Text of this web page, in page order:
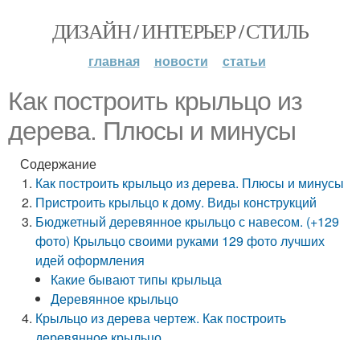
ДИЗАЙН / ИНТЕРЬЕР / СТИЛЬ
главная новости статьи
Как построить крыльцо из
дерева. Плюсы и минусы
Содержание
Как построить крыльцо из дерева. Плюсы и минусы
Пристроить крыльцо к дому. Виды конструкций
Бюджетный деревянное крыльцо с навесом. (+129
фото) Крыльцо своими руками 129 фото лучших
идей оформления
Какие бывают типы крыльца
Деревянное крыльцо
Крыльцо из дерева чертеж. Как построить